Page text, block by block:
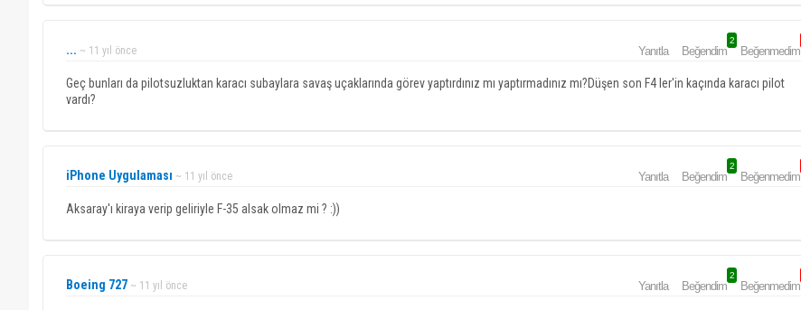
... ~ 11 yıl önce Yanıtla Beğendim
2
Beğenmedim
Geç bunları da pilotsuzluktan karacı subaylara savaş uçaklarında görev yaptırdınız mı yaptırmadınız mı?Düşen son F4 ler'in kaçında karacı pilot
vardı?
iPhone Uygulaması ~ 11 yıl önce Yanıtla Beğendim
2
Beğenmedim
Aksaray'ı kiraya verip geliriyle F-35 alsak olmaz mi ? :))
Boeing 727 ~ 11 yıl önce Yanıtla Beğendim
2
Beğenmedim